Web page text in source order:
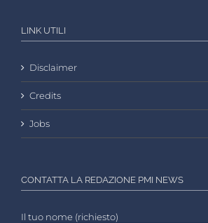
LINK UTILI
Disclaimer
Credits
Jobs
CONTATTA LA REDAZIONE PMI NEWS
Il tuo nome (richiesto)